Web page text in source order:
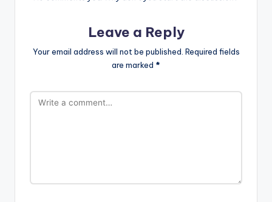
Leave a Reply
Your email address will not be published. Required fields
are marked *